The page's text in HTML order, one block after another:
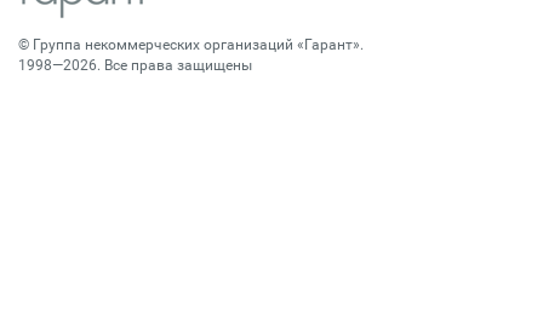
© Группа некоммерческих организаций «Гарант».
1998—2026. Все права защищены